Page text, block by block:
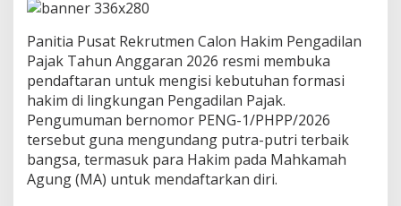
A
m
b
i
l
P
e
u
a
Panitia Pusat Rekrutmen Calon Hakim Pengadilan
Pajak Tahun Anggaran 2026 resmi membuka
pendaftaran untuk mengisi kebutuhan formasi
hakim di lingkungan Pengadilan Pajak.
Pengumuman bernomor PENG-1/PHPP/2026
tersebut guna mengundang putra-putri terbaik
bangsa, termasuk para Hakim pada Mahkamah
Agung (MA) untuk mendaftarkan diri.